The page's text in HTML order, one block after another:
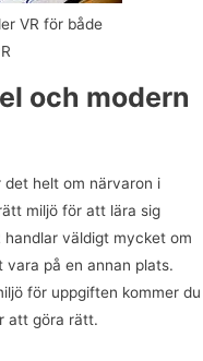
VR för både
och modern
det helt om närvaron i
miljö för att lära sig
väldigt mycket om
vara på en annan plats.
för uppgiften kommer du
att göra rätt.